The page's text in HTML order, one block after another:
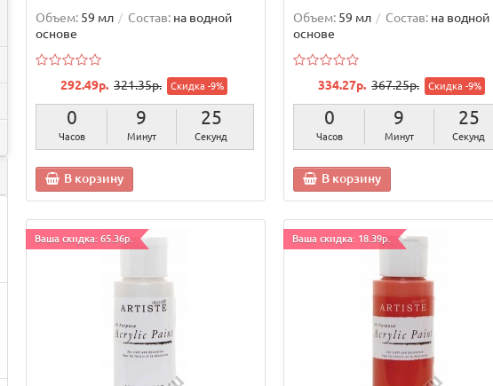
Объем: 59 мл Состав: на водной
основе
292.49р. 321.35р. Скидка -9%
0
Часов
9
Минут
24
Секунды
В корзину
Объем: 59 мл Состав: на водной
основе
334.27р. 367.25р. Скидка -9%
0
Часов
9
Минут
24
Секунды
В корзину
Ваша скидка: 65.36р. Ваша скидка: 18.39р.